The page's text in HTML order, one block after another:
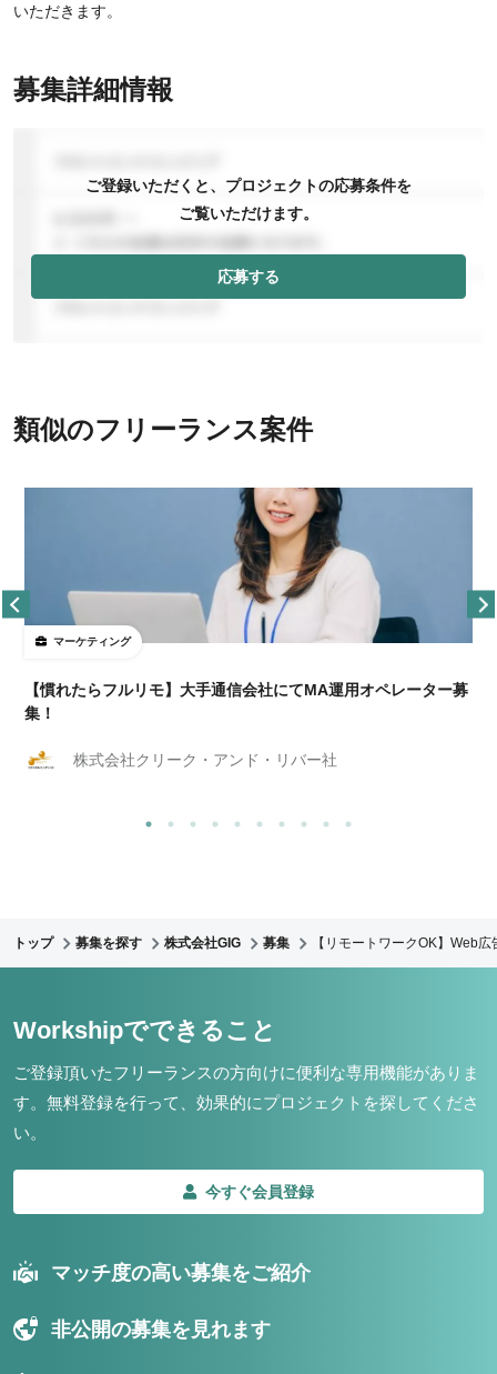
いただきます。
募集詳細情報
ご登録いただくと、プロジェクトの応募条件を
ご覧いただけます。
応募する
類似のフリーランス案件
マーケティング
【慣れたらフルリモ】大手通信会社にてMA運用オペレーター募
集！
株式会社クリーク・アンド・リバー社
トップ 募集を探す 株式会社GIG 募集 【リモートワークOK】Web
Workshipでできること
ご登録頂いたフリーランスの方向けに便利な専用機能がありま
す。 無料登録を行って、効果的にプロジェクトを探してくださ
い。
今すぐ会員登録
マッチ度の高い募集をご紹介
非公開の募集を見れます